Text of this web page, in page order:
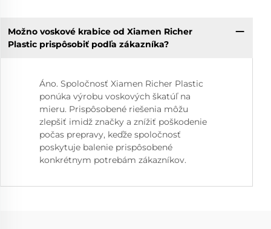
Možno voskové krabice od Xiamen Richer
Plastic prispôsobiť podľa zákazníka?
Áno. Spoločnosť Xiamen Richer Plastic
ponúka výrobu voskových škatúľ na
mieru. Prispôsobené riešenia môžu
zlepšiť imidž značky a znížiť poškodenie
počas prepravy, keďže spoločnosť
poskytuje balenie prispôsobené
konkrétnym potrebám zákazníkov.